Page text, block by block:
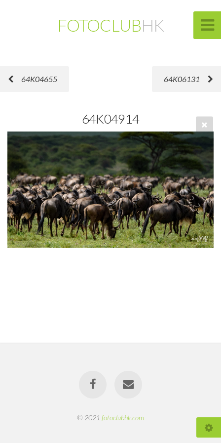
FOTOCLUBHK
64K04655 64K06131
64K04914
© 2021 fotoclubhk.com